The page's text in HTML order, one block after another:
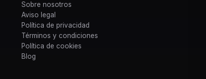
Sobre nosotros
Aviso legal
Política de privacidad
Términos y condiciones
Política de cookies
Blog